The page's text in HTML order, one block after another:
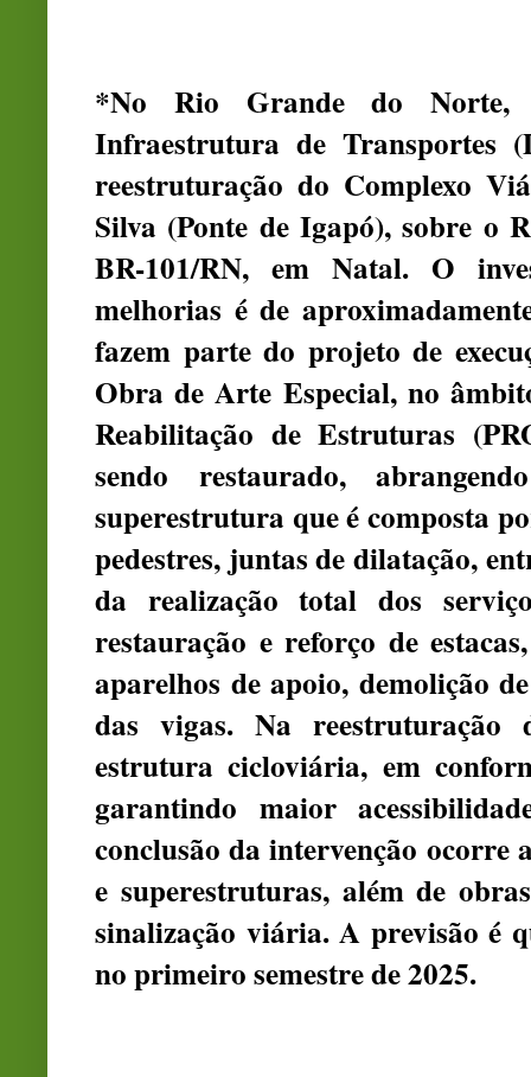
*No Rio Grande do Norte,
Infraestrutura de Transportes
reestruturação do Complexo
Silva (Ponte de Igapó), sobre o
BR-101/RN, em Natal. O
melhorias é de
fazem parte do projeto de
Obra de Arte Especial, no
Reabilitação de Estruturas
sendo restaurado,
superestrutura que é composta
pedestres, juntas de dilatação,
da realização total dos
restauração e reforço de
aparelhos de apoio, demolição
das vigas. Na
estrutura cicloviária, em
garantindo maior
conclusão da intervenção ocorre
e superestruturas, além de
sinalização viária. A previsão é
no primeiro semestre de 2025.